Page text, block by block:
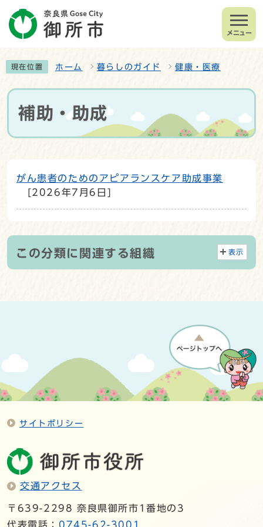
メニュー
現在位置 ホーム 暮らしのガイド 健康・医療
補助・助成
がん患者のためのアピアランスケア助成事業
[2026年7月6日]
この分類に関連する組織 表示
サイトポリシー
交通アクセス
〒639-2298 奈良県御所市1番地の3
代表電話： 0745-62-3001